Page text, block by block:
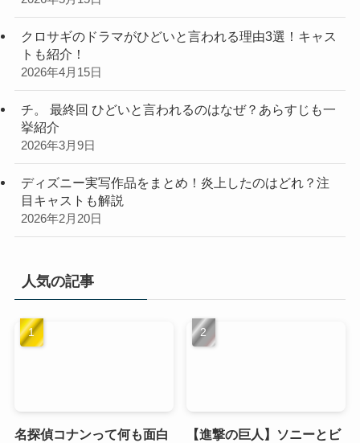
クロサギのドラマがひどいと言われる理由3選！キャス
トも紹介！
2026年4月15日
チ。 最終回 ひどいと言われるのはなぜ？あらすじも一
挙紹介
2026年3月9日
ディズニー実写作品をまとめ！炎上したのはどれ？注
目キャストも解説
2026年2月20日
人気の記事
名探偵コナンって何も面白
【進撃の巨人】ソニーとビ